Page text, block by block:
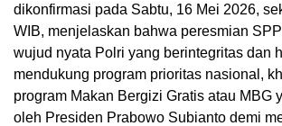
dikonfirmasi pada Sabtu, 16 Mei 2026,
WIB, menjelaskan bahwa peresmian
wujud nyata Polri yang berintegritas dan
mendukung program prioritas nasional,
program Makan Bergizi Gratis atau MBG
oleh Presiden Prabowo Subianto demi